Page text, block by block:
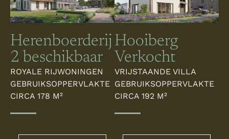
Herenboerderij
2 beschikbaar
ROYALE RIJWONINGEN
GEBRUIKSOPPERVLAKTE
CIRCA 178 M²
Hooiberg
Verkocht
VRIJSTAANDE VILLA
GEBRUIKSOPPERVLAKTE
CIRCA 192 M²